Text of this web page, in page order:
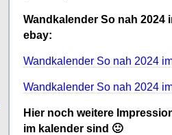
Wandkalender So nah 2024
ebay:
Wandkalender So nah 2024
Wandkalender So nah 2024
Hier noch weitere
im kalender sind 🙂